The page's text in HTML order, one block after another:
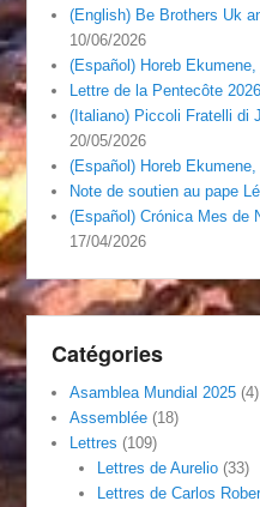
(English) Be Brothers Uk
10/06/2026
(Español) Horeb
Lettre de la Pentecôte 2026
(Italiano) Piccoli Fratelli di
20/05/2026
(Español) Horeb
Note de soutien au pape
(Español) Crónica Mes de
17/04/2026
Catégories
Asamblea Mundial 2025 (4)
Assemblée (18)
Lettres (109)
Lettres de Aurelio(33)
Lettres de Carlos